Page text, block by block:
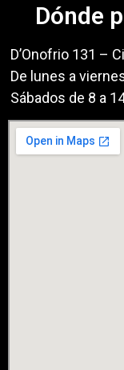
Dónde
D’Onofrio 131 –
De lunes a
Sábados de 8 a